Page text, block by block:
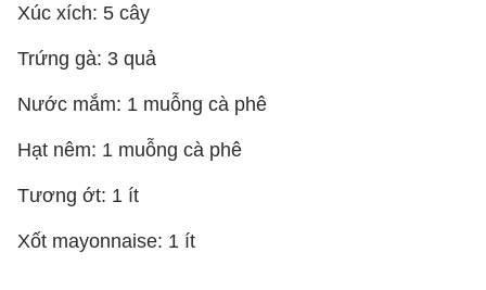
Xúc xích: 5 cây
Trứng gà: 3 quả
Nước mắm: 1 muỗng cà phê
Hạt nêm: 1 muỗng cà phê
Tương ớt: 1 ít
Xốt mayonnaise: 1 ít